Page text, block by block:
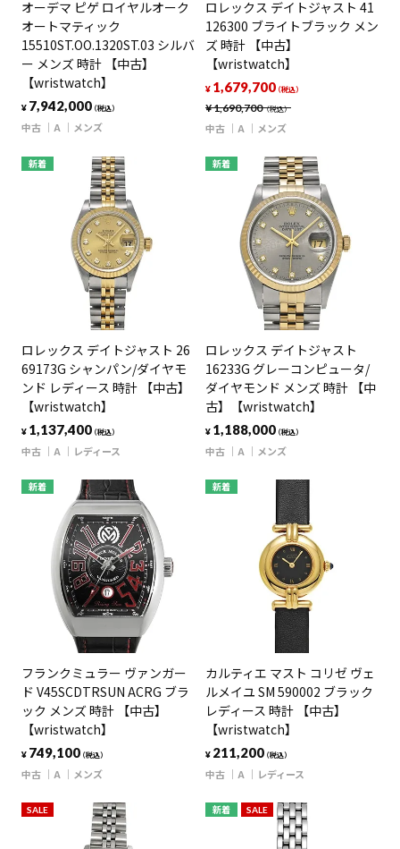
オーデマ ピゲ ロイヤルオーク
オートマティック
15510ST.OO.1320ST.03 シルバ
ー メンズ 時計 【中古】
【wristwatch】
¥ 7,942,000（税込）
中古 A メンズ
ロレックス デイトジャスト 41
126300 ブライトブラック メン
ズ 時計 【中古】
【wristwatch】
¥1,690,700（税込）
¥ 1,679,700（税込）
中古 A メンズ
新着
ロレックス デイトジャスト 26
69173G シャンパン/ダイヤモ
ンド レディース 時計 【中古】
【wristwatch】
¥ 1,137,400（税込）
中古 A レディース
新着
ロレックス デイトジャスト
16233G グレーコンピュータ/
ダイヤモンド メンズ 時計 【中
古】【wristwatch】
¥ 1,188,000（税込）
中古 A メンズ
新着
フランクミュラー ヴァンガー
ド V45SCDTRSUN ACRG ブラ
ック メンズ 時計 【中古】
【wristwatch】
¥ 749,100（税込）
中古 A メンズ
新着
カルティエ マスト コリゼ ヴェ
ルメイユ SM 590002 ブラック
レディース 時計 【中古】
【wristwatch】
¥ 211,200（税込）
中古 A レディース
SALE 新着 SALE